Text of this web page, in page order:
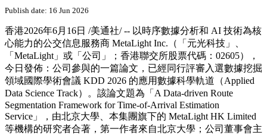
Publish date: 16 Jun 2026
香港2026年6月16日 /美通社/ -- 以時序數據分析和 AI 技術為核
心能力的公交信息服務商 MetaLight Inc.（「元光科技」、
「MetaLight」或「公司」；香港聯交所股票代碼：02605），
今日發佈：公司參與的一篇論文，已經同行評審入選數據挖掘
領域國際學術會議 KDD 2026 的應用數據科學軌道（Applied
Data Science Track）。該論文題為「A Data-driven Route
Segmentation Framework for Time-of-Arrival Estimation
Service」，由北京大學、本集團旗下的 MetaLight HK Limited
等機構的研究者合著，第一作者來自北京大學；公司董事會主